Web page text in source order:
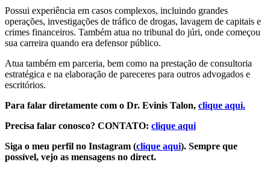
Possui experiência em casos complexos, incluindo grandes
operações, investigações de tráfico de drogas, lavagem de capitais e
crimes financeiros. Também atua no tribunal do júri, onde começou
sua carreira quando era defensor público.
Atua também em parceria, bem como na prestação de consultoria
estratégica e na elaboração de pareceres para outros advogados e
escritórios.
Para falar diretamente com o Dr. Evinis Talon, clique aqui.
Precisa falar conosco? CONTATO: clique aqui
Siga o meu perfil no Instagram (clique aqui). Sempre que
possível, vejo as mensagens no direct.